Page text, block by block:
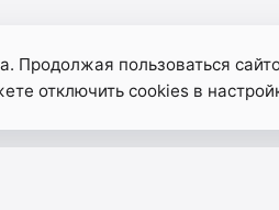
Продолжая пользоваться
отключить cookies в